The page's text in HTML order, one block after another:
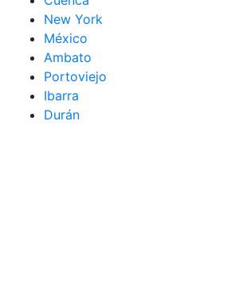
New York
México
Ambato
Portoviejo
Ibarra
Durán